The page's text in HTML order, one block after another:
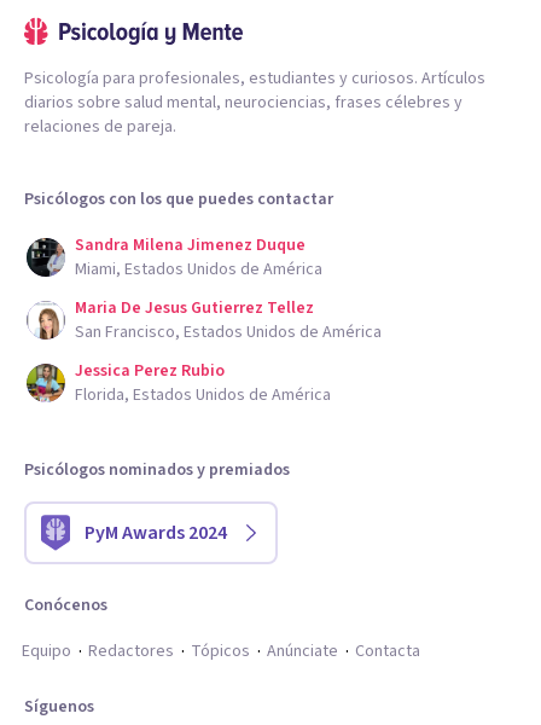
Psicología para profesionales, estudiantes y curiosos. Artículos
diarios sobre salud mental, neurociencias, frases célebres y
relaciones de pareja.
Psicólogos con los que puedes contactar
Sandra Milena Jimenez Duque
Miami, Estados Unidos de América
Maria De Jesus Gutierrez Tellez
San Francisco, Estados Unidos de América
Jessica Perez Rubio
Florida, Estados Unidos de América
Psicólogos nominados y premiados
PyM Awards 2024
Conócenos
Equipo
Redactores Tópicos Anúnciate Contacta
Síguenos